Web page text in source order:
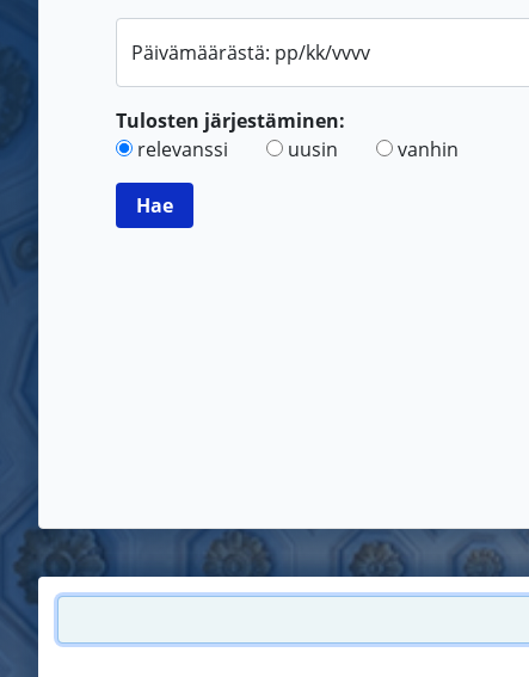
Päivämäärästä: pp/kk/vvvv
Tulosten järjestäminen:
relevanssi
uusin vanhin